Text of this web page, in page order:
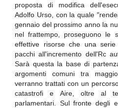
proposta di modifica
Adolfo Urso, con la quale
gennaio del prossimo anno la
nel frattempo, proseguono le
effettive risorse che una
pacchi all'incremento dell'Rc
Sarà questa la base di
argomenti comuni tra
verranno trattati con un
catastrofi e Aire, oltre al
parlamentari. Sul fronte degli